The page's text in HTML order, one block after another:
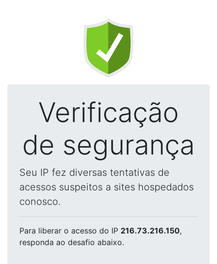
Verificação
de segurança
Seu IP fez diversas tentativas de
acessos suspeitos a sites hospedados
conosco.
Para liberar o acesso do IP 216.73.216.150,
responda ao desafio abaixo.